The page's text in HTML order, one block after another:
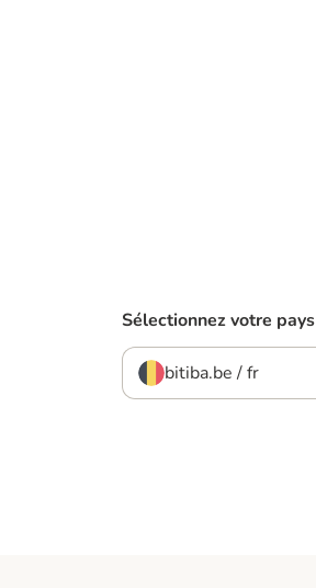
Sélectionnez votre pays
bitiba.be / fr